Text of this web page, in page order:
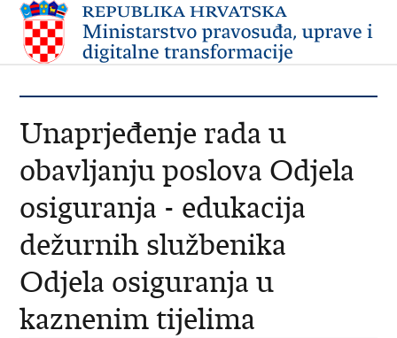
Unaprjeđenje rada u
obavljanju poslova Odjela
osiguranja - edukacija
dežurnih službenika
Odjela osiguranja u
kaznenim tijelima